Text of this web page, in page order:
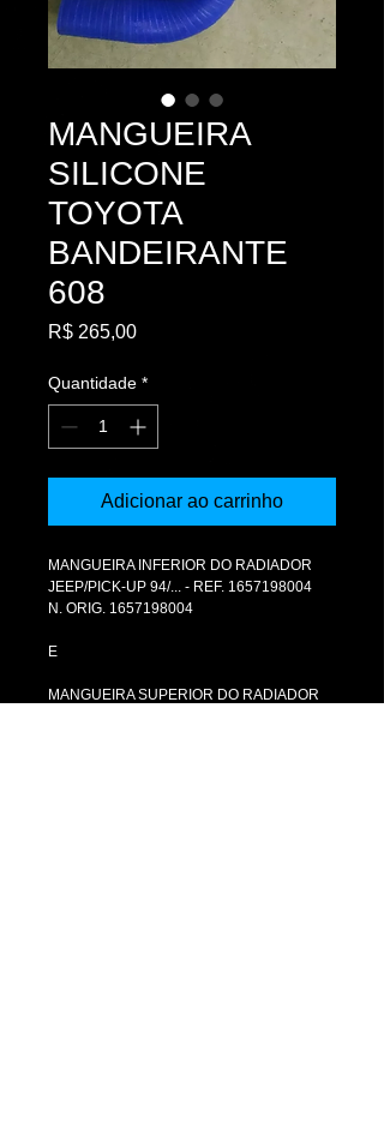
MANGUEIRA
SILICONE
TOYOTA
BANDEIRANTE
608
R$ 265,00Preço
Quantidade *
Adicionar ao carrinho
MANGUEIRA INFERIOR DO RADIADOR
JEEP/PICK-UP 94/... - REF. 1657198004
N. ORIG. 1657198004
E
MANGUEIRA SUPERIOR DO RADIADOR